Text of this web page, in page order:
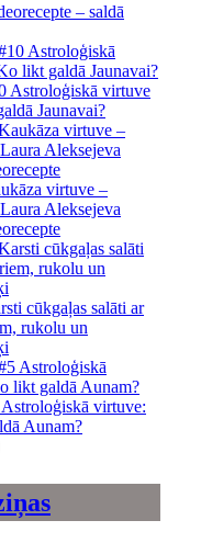
– saldā
Astroloģiskā virtuve
Jaunavai?
virtuve –
Aleksejeva
cūkgaļas salāti ar
rukolu un
virtuve:
Aunam?